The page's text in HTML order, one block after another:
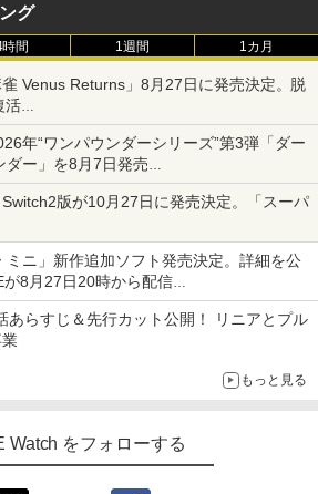
グ
間 1週間 1カ月
雀 Venus Returns」8月27日に発売決定。脱
活
オフになるセールが実施
年“ワンパウンダーシリーズ”第3弾「ダー
ダー」を8月7日発売
ソース」を使用した超大型チーズバーガー
Switch2版が10月27日に発売決定。「スーパ
グレードも可能に
ミニ」新作追加ソフト発売決定。詳細を公
が8月27日20時から配信
トルへ
あらすじ＆先行カット公開！ リニアとプル
もっと見る
Watch をフォローする